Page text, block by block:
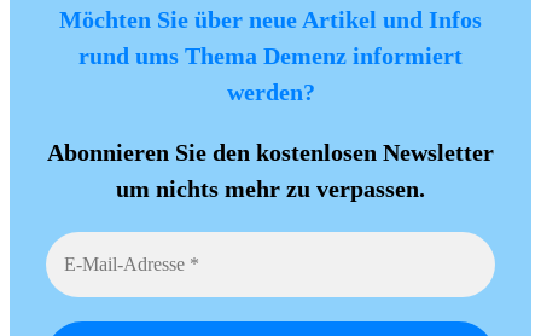
Möchten Sie über neue Artikel und Infos
rund ums Thema Demenz informiert
werden?
Abonnieren Sie den kostenlosen Newsletter
um nichts mehr zu verpassen.